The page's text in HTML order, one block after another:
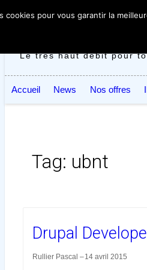
Le très haut débit pour
Accueil News Nos offres
for:
Tag: ubnt
Drupal
Rullier Pascal 14 avril 2015
cookies pour vous garantir la